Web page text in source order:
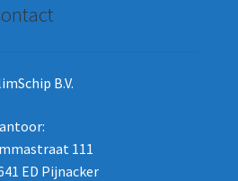
B.V.
111
ED Pijnacker